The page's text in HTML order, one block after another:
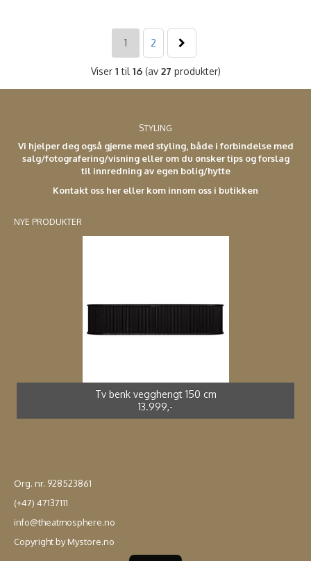
1 2
Viser 1 til 16(av 27 produkter)
STYLING
Vi hjelper deg også gjerne med styling, både i forbindelse med
salg/fotografering/visning eller om du ønsker tips og forslag
til innredning av egen bolig/hytte
Kontakt oss her eller kom innom oss i butikken
NYE PRODUKTER
Tv benk vegghengt 150 cm
13.999,-
Org. nr. 928523861
(+47) 47137111
info@theatmosphere.no
Copyright by Mystore.no